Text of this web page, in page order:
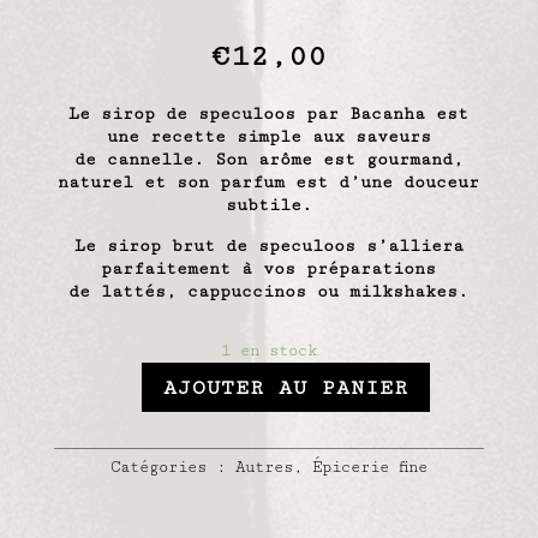
€12,00
Le sirop de speculoos par Bacanha est
une recette simple aux saveurs
de cannelle. Son arôme est gourmand,
naturel et son parfum est d’une douceur
subtile.
Le sirop brut de speculoos s’alliera
parfaitement à vos préparations
de lattés, cappuccinos ou milkshakes.
1 en stock
AJOUTER AU PANIER
Catégories : Autres , Épicerie fine